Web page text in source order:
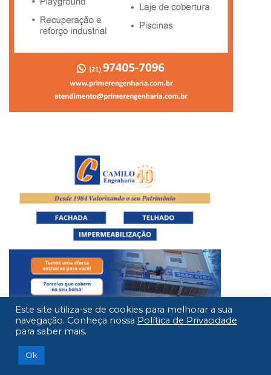
Este site utiliza-se de cookies para melhorar a sua
navegação. Conheça nossa Política de Privacidade
para saber mais.
Ok